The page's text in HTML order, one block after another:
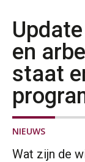
en
staat
NIEUWS
Wat zijn de